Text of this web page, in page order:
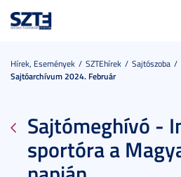
Hírek, Események SZTEhírek Sajtószoba
Sajtóarchívum 2024. Február
Sajtómeghívó -
sportóra a